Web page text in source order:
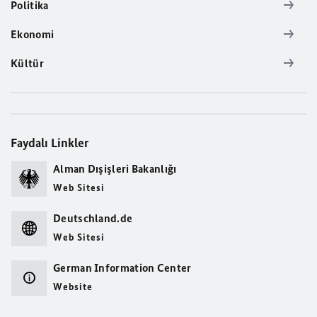
Politika
Ekonomi
Kültür
Faydalı Linkler
Alman Dışişleri Bakanlığı
Web Sitesi
Deutschland.de
Web Sitesi
German Information Center
Website